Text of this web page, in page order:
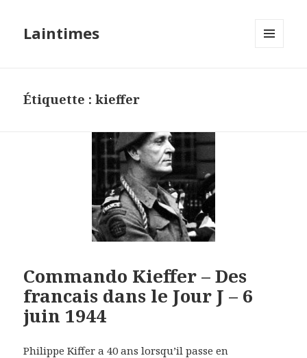
Laintimes
Étiquette :kieffer
Commando Kieffer – Des
francais dans le Jour J – 6
juin 1944
Philippe Kiffer a 40 ans lorsqu’il passe en